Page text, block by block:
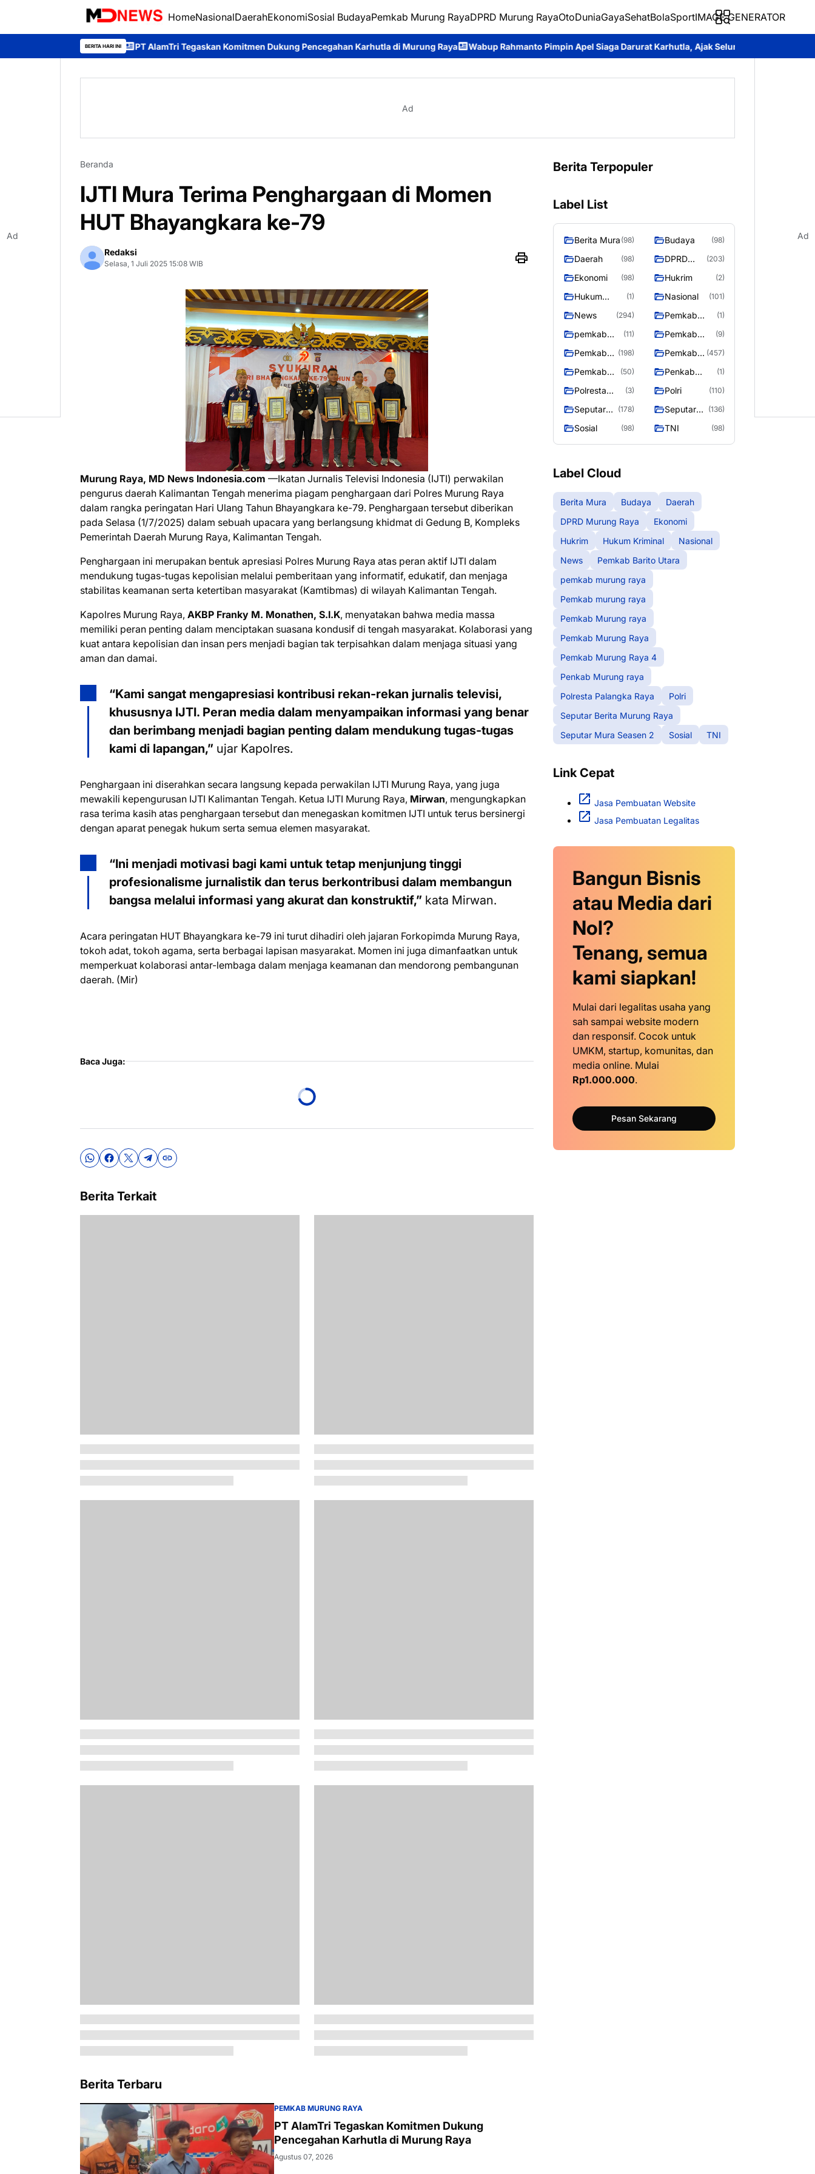
HomeNasionalDaerahEkonomiSosial BudayaPemkab Murung RayaDPRD Murung RayaOtoDuniaGayaSehatBolaSportIMAGE GENERATOR
BERITA HARI INI
PT AlamTri Tegaskan Komitmen Dukung Pencegahan Karhutla di Murung Raya Wabup Rahmanto Pimpin Apel Siaga Darurat Karhutla, Ajak Seluruh Elemen Perkuat Pencegahan
Ad
Beranda
IJTI Mura Terima Penghargaan di Momen
HUT Bhayangkara ke-79
Redaksi
Selasa, 1 Juli 2025 15:08 WIB
Murung Raya, MD News Indonesia.com —Ikatan Jurnalis Televisi Indonesia (IJTI) perwakilan
pengurus daerah Kalimantan Tengah menerima piagam penghargaan dari Polres Murung Raya
dalam rangka peringatan Hari Ulang Tahun Bhayangkara ke-79. Penghargaan tersebut diberikan
pada Selasa (1/7/2025) dalam sebuah upacara yang berlangsung khidmat di Gedung B, Kompleks
Pemerintah Daerah Murung Raya, Kalimantan Tengah.
Penghargaan ini merupakan bentuk apresiasi Polres Murung Raya atas peran aktif IJTI dalam
mendukung tugas-tugas kepolisian melalui pemberitaan yang informatif, edukatif, dan menjaga
stabilitas keamanan serta ketertiban masyarakat (Kamtibmas) di wilayah Kalimantan Tengah.
Kapolres Murung Raya, AKBP Franky M. Monathen, S.I.K, menyatakan bahwa media massa
memiliki peran penting dalam menciptakan suasana kondusif di tengah masyarakat. Kolaborasi yang
kuat antara kepolisian dan insan pers menjadi bagian tak terpisahkan dalam menjaga situasi yang
aman dan damai.
“Kami sangat mengapresiasi kontribusi rekan-rekan jurnalis televisi,
khususnya IJTI. Peran media dalam menyampaikan informasi yang benar
dan berimbang menjadi bagian penting dalam mendukung tugas-tugas
kami di lapangan,” ujar Kapolres.
Penghargaan ini diserahkan secara langsung kepada perwakilan IJTI Murung Raya, yang juga
mewakili kepengurusan IJTI Kalimantan Tengah. Ketua IJTI Murung Raya, Mirwan, mengungkapkan
rasa terima kasih atas penghargaan tersebut dan menegaskan komitmen IJTI untuk terus bersinergi
dengan aparat penegak hukum serta semua elemen masyarakat.
“Ini menjadi motivasi bagi kami untuk tetap menjunjung tinggi
profesionalisme jurnalistik dan terus berkontribusi dalam membangun
bangsa melalui informasi yang akurat dan konstruktif,” kata Mirwan.
Acara peringatan HUT Bhayangkara ke-79 ini turut dihadiri oleh jajaran Forkopimda Murung Raya,
tokoh adat, tokoh agama, serta berbagai lapisan masyarakat. Momen ini juga dimanfaatkan untuk
memperkuat kolaborasi antar-lembaga dalam menjaga keamanan dan mendorong pembangunan
daerah. (Mir)
Baca Juga:
Berita Terkait
Berita Terbaru
PEMKAB MURUNG RAYA
PT AlamTri Tegaskan Komitmen Dukung
Pencegahan Karhutla di Murung Raya
Agustus 07, 2026
Berita Terpopuler
Label List
Berita Mura (98) Budaya (98)
Daerah (98)
DPRD
Raya
(203)
Ekonomi (98) Hukrim (2)
Hukum
(1) Nasional (101)
News (294)
Pemkab
(1)
pemkab
raya
(11)
Pemkab
murung raya
(9)
Pemkab
raya
(198)
Pemkab
Raya
(457)
Pemkab
Raya 4
(50)
Penkab
Murung raya
(1)
Polresta
Raya
(3) Polri (110)
Seputar
Murung
Raya
(178)
Seputar
Seasen 2
(136)
Sosial (98) TNI (98)
Label Cloud
Berita Mura Budaya
Daerah
DPRD Murung Raya
Ekonomi
Hukrim
Hukum Kriminal
Nasional
News
Pemkab Barito Utara
pemkab murung raya
Pemkab murung raya
Pemkab Murung raya
Pemkab Murung Raya
Pemkab Murung Raya 4
Penkab Murung raya
Polresta Palangka Raya
Polri
Seputar Berita Murung Raya
Seputar Mura Seasen 2
Sosial TNI
Link Cepat
Jasa Pembuatan Website
Jasa Pembuatan Legalitas
Bangun Bisnis
atau Media dari
Nol?
Tenang, semua
kami siapkan!
Mulai dari legalitas usaha yang
sah sampai website modern
dan responsif. Cocok untuk
UMKM, startup, komunitas, dan
media online. Mulai
Rp1.000.000.
Pesan Sekarang
Ad Ad